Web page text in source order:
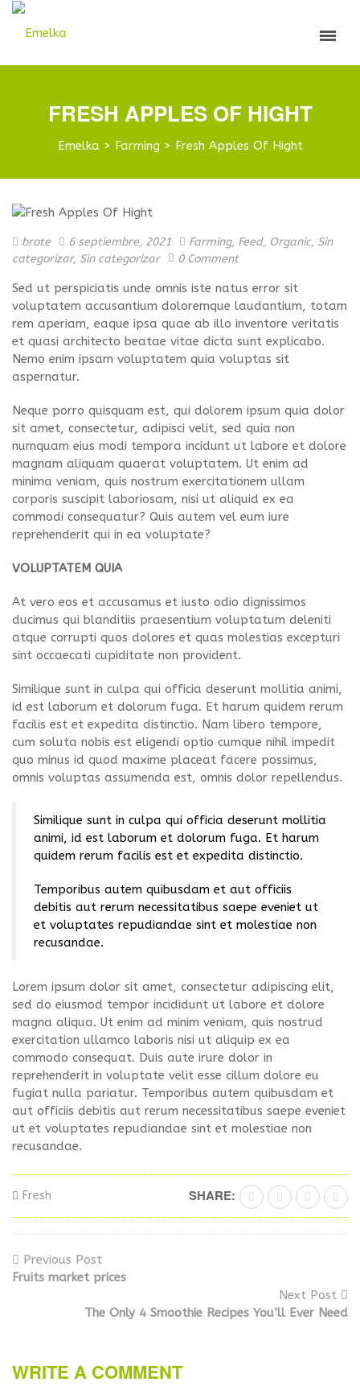
FRESH APPLES OF HIGHT
Emelka > Farming> Fresh Apples Of Hight
brote 6 septiembre, 2021 Farming, Feed, Organic, Sin
categorizar, Sin categorizar 0 Comment
Sed ut perspiciatis unde omnis iste natus error sit
voluptatem accusantium doloremque laudantium, totam
rem aperiam, eaque ipsa quae ab illo inventore veritatis
et quasi architecto beatae vitae dicta sunt explicabo.
Nemo enim ipsam voluptatem quia voluptas sit
aspernatur.
Neque porro quisquam est, qui dolorem ipsum quia dolor
sit amet, consectetur, adipisci velit, sed quia non
numquam eius modi tempora incidunt ut labore et dolore
magnam aliquam quaerat voluptatem. Ut enim ad
minima veniam, quis nostrum exercitationem ullam
corporis suscipit laboriosam, nisi ut aliquid ex ea
commodi consequatur? Quis autem vel eum iure
reprehenderit qui in ea voluptate?
VOLUPTATEM QUIA
At vero eos et accusamus et iusto odio dignissimos
ducimus qui blanditiis praesentium voluptatum deleniti
atque corrupti quos dolores et quas molestias excepturi
sint occaecati cupiditate non provident.
Similique sunt in culpa qui officia deserunt mollitia animi,
id est laborum et dolorum fuga. Et harum quidem rerum
facilis est et expedita distinctio. Nam libero tempore,
cum soluta nobis est eligendi optio cumque nihil impedit
quo minus id quod maxime placeat facere possimus,
omnis voluptas assumenda est, omnis dolor repellendus.
Similique sunt in culpa qui officia deserunt mollitia
animi, id est laborum et dolorum fuga. Et harum
quidem rerum facilis est et expedita distinctio.
Temporibus autem quibusdam et aut officiis
debitis aut rerum necessitatibus saepe eveniet ut
et voluptates repudiandae sint et molestiae non
recusandae.
Lorem ipsum dolor sit amet, consectetur adipiscing elit,
sed do eiusmod tempor incididunt ut labore et dolore
magna aliqua. Ut enim ad minim veniam, quis nostrud
exercitation ullamco laboris nisi ut aliquip ex ea
commodo consequat. Duis aute irure dolor in
reprehenderit in voluptate velit esse cillum dolore eu
fugiat nulla pariatur. Temporibus autem quibusdam et
aut officiis debitis aut rerum necessitatibus saepe eveniet
ut et voluptates repudiandae sint et molestiae non
recusandae.
Fresh SHARE:
Previous Post
Fruits market prices
Next Post
The Only 4 Smoothie Recipes You’ll Ever Need
WRITE A COMMENT